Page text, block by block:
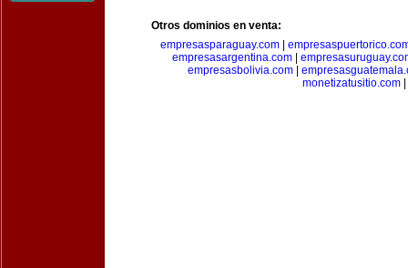
Otros dominios en venta:
empresasparaguay.com|
empresasargentina.com|
empresasbolivia.com
monetizatusitio.com